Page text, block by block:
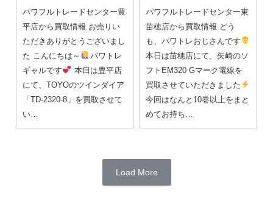
パワフルトレードセンター豊
平店から買取情報 お売りい
ただきありがとうございまし
た こんにちは～
パワトレ
ギャルです
本日は豊平店
にて、TOYOのツインダイア
「TD-2320-8」を買取させて
い…
パワフルトレードセンター東
苗穂店から買取情報 どう
も、パワトレおじさんです
本日は苗穂店にて、矢崎のソ
フトEM320 Gマーク電線を
買取させていただきました
今回はなんと10巻以上をまと
めてお持ち…
Load More